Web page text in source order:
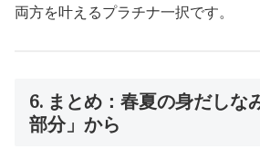
両方を叶えるプラチナ一択です。
6. まとめ：春夏の身だしな
部分」から